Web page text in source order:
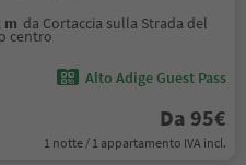
m da Cortaccia sulla Strada del
centro
Alto Adige Guest Pass
Da 95€
1 notte / 1 appartamento IVA incl.